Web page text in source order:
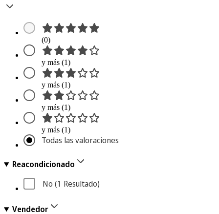
(0)
y más (1)
y más (1)
y más (1)
y más (1)
Todas las valoraciones
Reacondicionado
No (1 Resultado)
Vendedor